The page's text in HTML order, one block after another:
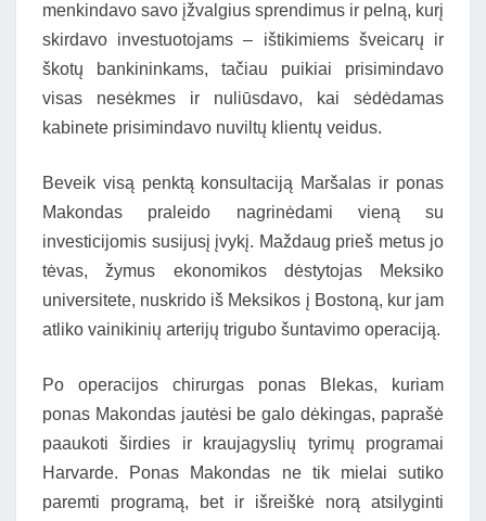
menkindavo savo įžvalgius sprendimus ir pelną, kurį
skirdavo investuotojams – ištikimiems šveicarų ir
škotų bankininkams, tačiau puikiai prisimindavo
visas nesėkmes ir nuliūsdavo, kai sėdėdamas
kabinete prisimindavo nuviltų klientų veidus.
Beveik visą penktą konsultaciją Maršalas ir ponas
Makondas praleido nagrinėdami vieną su
investicijomis susijusį įvykį. Maždaug prieš metus jo
tėvas, žymus ekonomikos dėstytojas Meksiko
universitete, nuskrido iš Meksikos į Bostoną, kur jam
atliko vainikinių arterijų trigubo šuntavimo operaciją.
Po operacijos chirurgas ponas Blekas, kuriam
ponas Makondas jautėsi be galo dėkingas, paprašė
paaukoti širdies ir kraujagyslių tyrimų programai
Harvarde. Ponas Makondas ne tik mielai sutiko
paremti programą, bet ir išreiškė norą atsilyginti